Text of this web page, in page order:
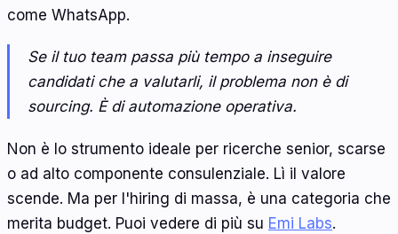
come WhatsApp.
Se il tuo team passa più tempo a inseguire
candidati che a valutarli, il problema non è di
sourcing. È di automazione operativa.
Non è lo strumento ideale per ricerche senior, scarse
o ad alto componente consulenziale. Lì il valore
scende. Ma per l'hiring di massa, è una categoria che
merita budget. Puoi vedere di più su Emi Labs.